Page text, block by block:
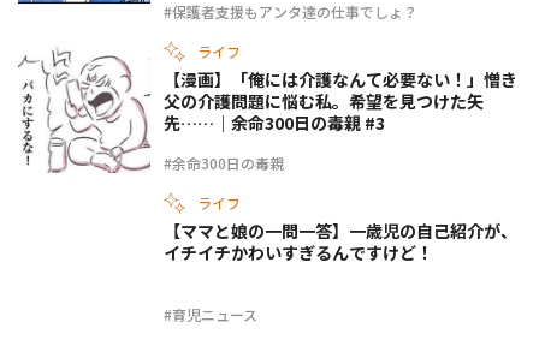
#保護者支援もアンタ達の仕事でしょ？
ライフ
#余命300日の毒親
【漫画】「俺には介護なんて必要ない！」憎き
父の介護問題に悩む私。希望を見つけた矢
先……｜余命300日の毒親 #3
ライフ
#育児ニュース
【ママと娘の一問一答】一歳児の自己紹介が、
イチイチかわいすぎるんですけど！